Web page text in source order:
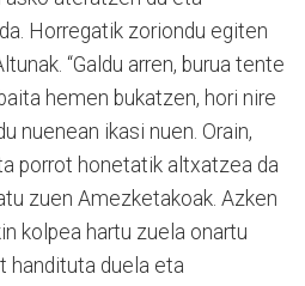
Horregatik zoriondu egiten
“Galdu arren, burua tente
hemen bukatzen, hori nire
nuenean ikasi nuen. Orain,
porrot honetatik altxatzea da
zuen Amezketakoak. Azken
kolpea hartu zuela onartu
handituta duela eta